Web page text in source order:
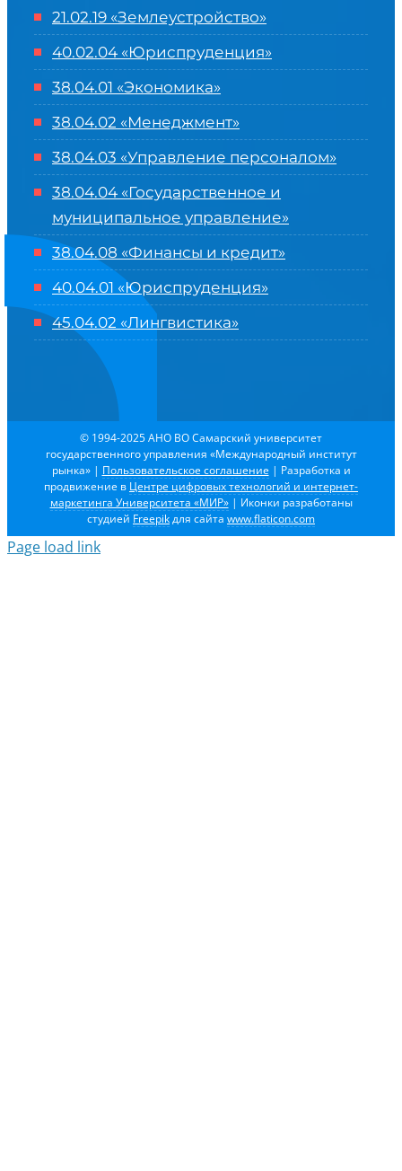
21.02.19 «Землеустройство»
40.02.04 «Юриспруденция»
38.04.01 «Экономика»
38.04.02 «Менеджмент»
38.04.03 «Управление персоналом»
38.04.04 «Государственное и
муниципальное управление»
38.04.08 «Финансы и кредит»
40.04.01 «Юриспруденция»
45.04.02 «Лингвистика»
© 1994-2025 АНО ВО Самарский университет
государственного управления «Международный институт
рынка» | Пользовательское соглашение | Разработка и
продвижение в Центре цифровых технологий и интернет-
маркетинга Университета «МИР»| Иконки разработаны
студией Freepikдля сайта www.flaticon.com
Page load link